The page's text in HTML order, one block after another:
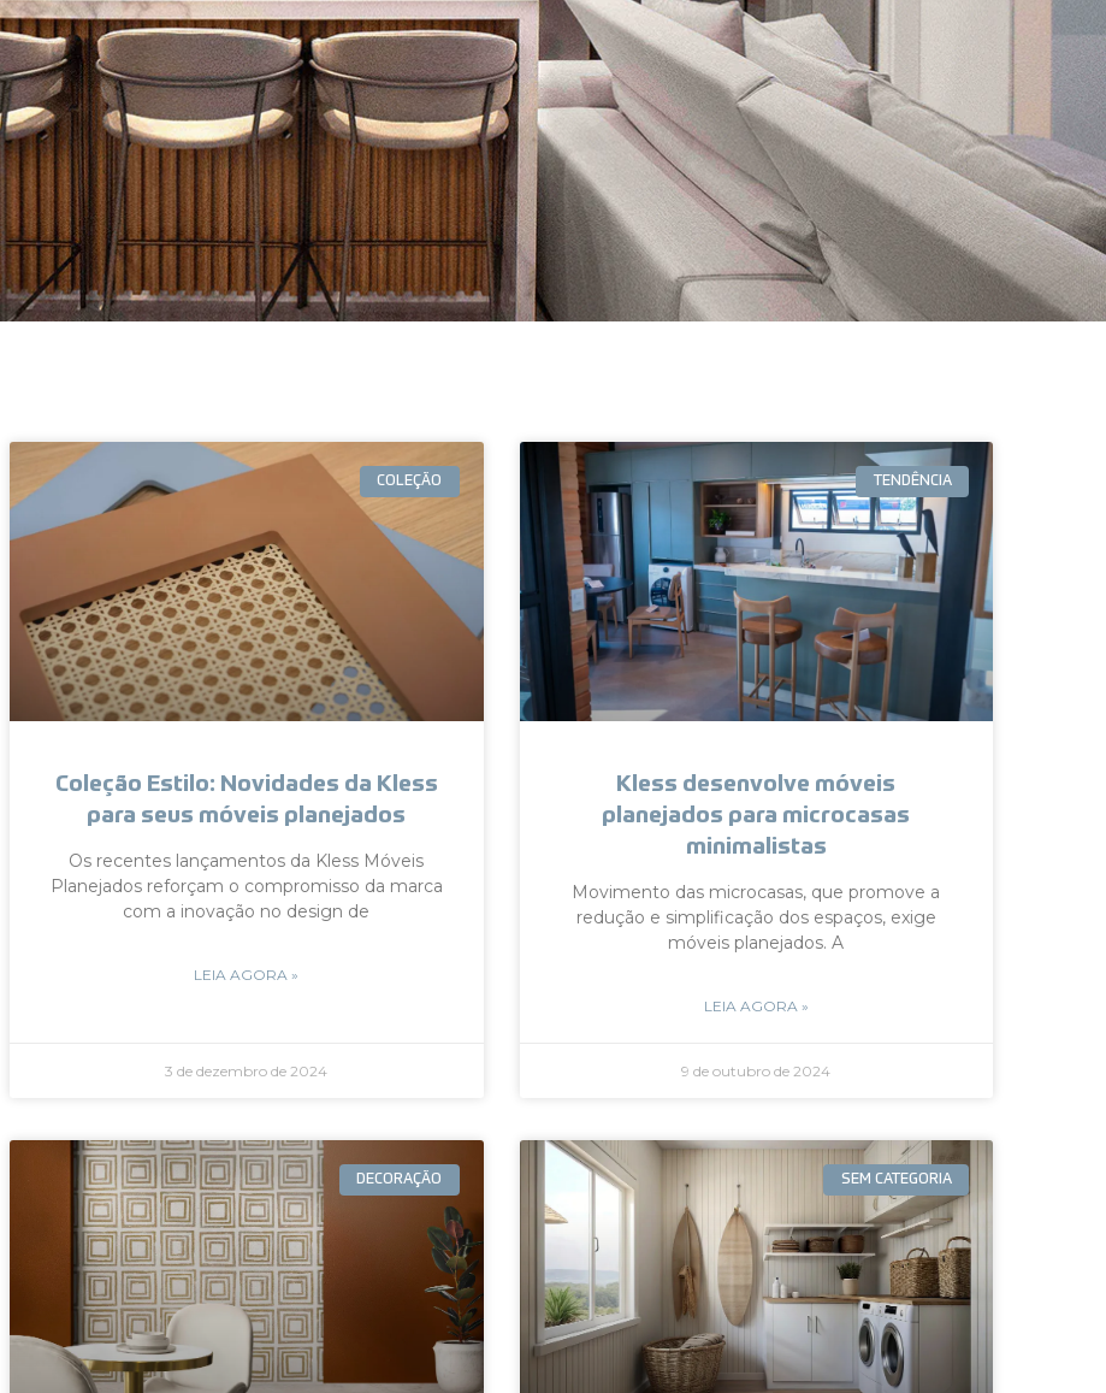
COLEÇÃO
Coleção Estilo: Novidades da Kless
para seus móveis planejados
Os recentes lançamentos da Kless Móveis
Planejados reforçam o compromisso da marca
com a inovação no design de
LEIA AGORA »
3 de dezembro de 2024
TENDÊNCIA
Kless desenvolve móveis
planejados para microcasas
minimalistas
Movimento das microcasas, que promove a
redução e simplificação dos espaços, exige
móveis planejados. A
LEIA AGORA »
9 de outubro de 2024
DECORAÇÃO SEM CATEGORIA